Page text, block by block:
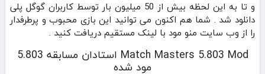
و تا به این لحظه بیش از 50 میلیون بار توسط کاربران گوگل پلی
دانلود شد . شما هم اکنون می توانید این بازی محبوب و پرطرفدار
را از وب سایت منو مود با لینک مستقیم دریافت کنید .
Match Masters 5.803 Mod استادان مسابقه 5.803
مود شده